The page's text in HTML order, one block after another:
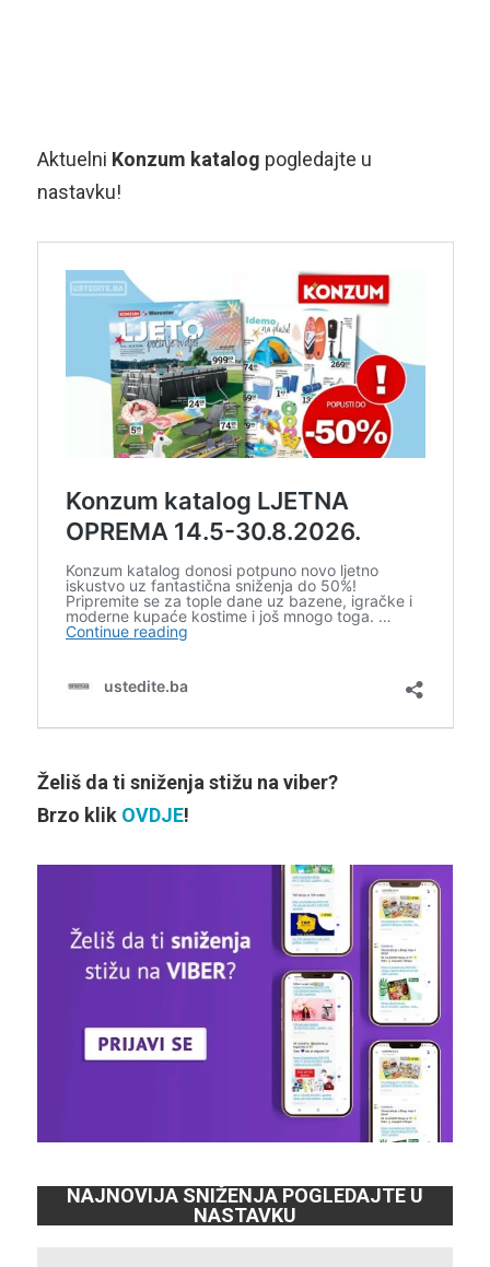
Aktuelni Konzum katalog pogledajte u
nastavku!
Želiš da ti sniženja stižu na viber?
Brzo klik OVDJE!
NAJNOVIJA SNIŽENJA POGLEDAJTE U
NASTAVKU